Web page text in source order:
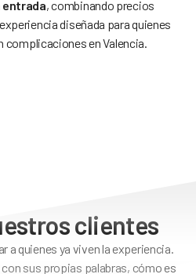
, combinando precios
diseñada para quienes
complicaciones en Valencia.
clientes
a quienes ya viven la experiencia.
sus propias palabras, cómo es